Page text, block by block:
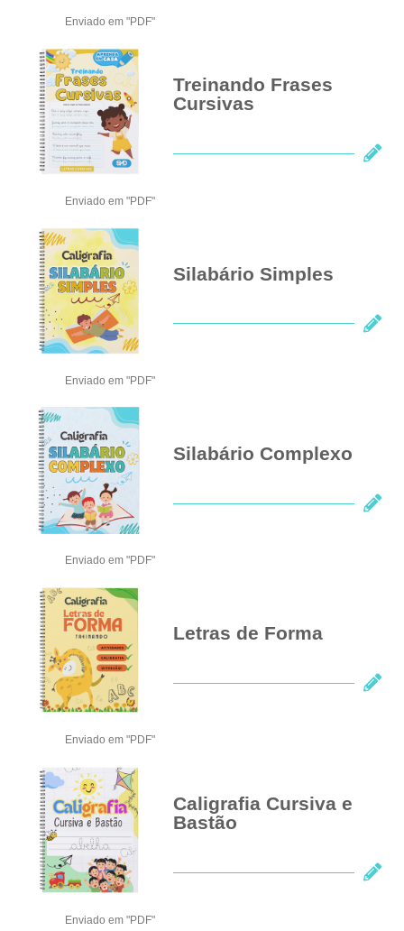
Enviado em "PDF"
Enviado em "PDF"
Treinando Frases
Cursivas
Enviado em "PDF"
Silabário Simples
Enviado em "PDF"
Silabário Complexo
Enviado em "PDF"
Letras de Forma
Enviado em "PDF"
Caligrafia Cursiva e
Bastão